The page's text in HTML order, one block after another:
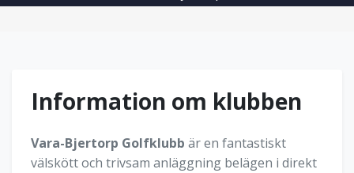
Information om klubben
Vara-Bjertorp Golfklubb är en fantastiskt
välskött och trivsam anläggning belägen i direkt